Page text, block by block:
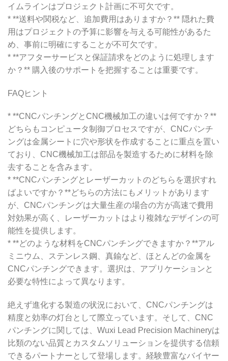
イムラインはプロジェクト計画に不可欠です。
* **送料や関税など、追加費用はありますか？** 隠れた費
用はプロジェクトの予算に影響を与える可能性があるた
め、事前に明確にすることが不可欠です。
* **アフターサービスと保証請求をどのように処理します
か？** 購入後のサポートを把握することは重要です。
FAQヒント
* **CNCパンチングとCNC機械加工の違いは何ですか？**
どちらもコンピュータ制御プロセスですが、CNCパンチ
ングは金属シートに穴や形状を作成することに重点を置い
ており、CNC機械加工は部品を製造するために材料を除
去することを含みます。
* **CNCパンチングとレーザーカットのどちらを選択すれ
ばよいですか？**どちらの方法にもメリットがあります
が、CNCパンチングは大量生産の場合の方が高速で費用
対効果が高く、レーザーカットはより複雑なデザインの可
能性を提供します。
* **どのような材料をCNCパンチングできますか？**アル
ミニウム、ステンレス鋼、真鍮など、ほとんどの金属を
CNCパンチングできます。選択は、アプリケーションと
必要な特性によって異なります。
絶えず進化する製造の状況において、CNCパンチングは
精度と効率の灯台として際立っています。そして、CNC
パンチングに関しては、Wuxi Lead Precision Machineryは
比類のない品質とカスタムソリューションを提供する信頼
できるパートナーとして登場します。経験豊富なバイヤー